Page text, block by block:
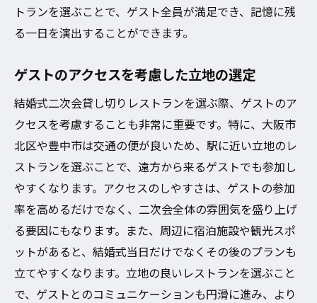
トランを選ぶことで、ゲスト全員が満足でき、記憶に残
る一日を演出することができます。
ゲストのアクセスを考慮した立地の選定
結婚式二次会貸し切りレストランを選ぶ際、ゲストのア
クセスを考慮することも非常に重要です。特に、大阪市
北区や豊中市は交通の便が良いため、駅に近い立地のレ
ストランを選ぶことで、遠方から来るゲストでも参加し
やすくなります。アクセスのしやすさは、ゲストの参加
率を高めるだけでなく、二次会全体の雰囲気を盛り上げ
る要因にもなります。また、周辺に宿泊施設や観光スポ
ットがあると、結婚式当日だけでなくその後のプランも
立てやすくなります。立地の良いレストランを選ぶこと
で、ゲストとのコミュニケーションも円滑に進み、より